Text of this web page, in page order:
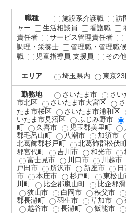
職種 施設系介護職 訪
ャー
生活相談員 看護職
責任者
サービス管理責任者
調理・栄養士
管理職・管理職
職
児童指導員 支援員 その
エリア 埼玉県内 東京
勤務地 さいたま市 さい
市北区
さいたま市大宮区
たま市桜区
さいたま市浦和区
いたま市見沼区
ふじみ野市
町
久喜市 児玉郡美里町
郡毛呂山町
八潮市 加須市
北葛飾郡杉戸町
北葛飾郡松伏
郡宮代町
吉川市 和光市
富士見市
川口市 川越市
戸田市
所沢市 新座市
市
本庄市 杉戸町 東松山
川町
比企郡嵐山町 比企郡
狭山市
白岡市 秩父市
郡長瀞町
羽生市 草加市
越谷市
長瀞町 飯能市